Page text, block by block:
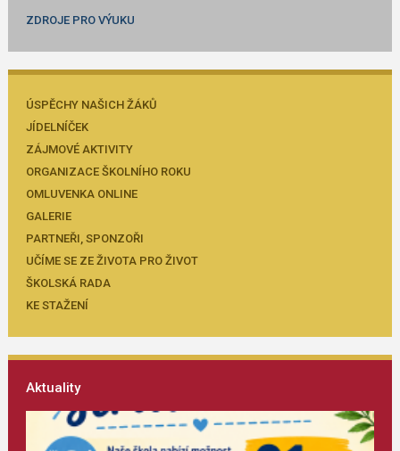
ZDROJE PRO VÝUKU
ÚSPĚCHY NAŠICH ŽÁKŮ
JÍDELNÍČEK
ZÁJMOVÉ AKTIVITY
ORGANIZACE ŠKOLNÍHO ROKU
OMLUVENKA ONLINE
GALERIE
PARTNEŘI, SPONZOŘI
UČÍME SE ZE ŽIVOTA PRO ŽIVOT
ŠKOLSKÁ RADA
KE STAŽENÍ
Aktuality